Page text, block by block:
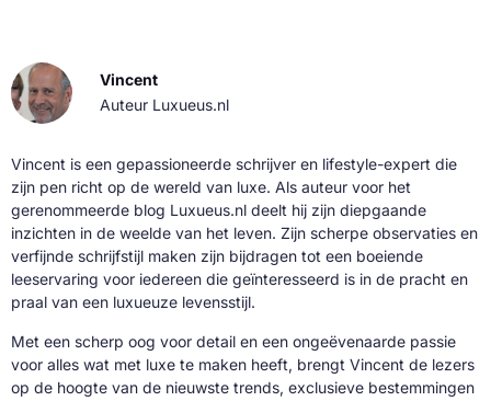
Vincent
Auteur Luxueus.nl
Vincent is een gepassioneerde schrijver en lifestyle-expert die
zijn pen richt op de wereld van luxe. Als auteur voor het
gerenommeerde blog Luxueus.nl deelt hij zijn diepgaande
inzichten in de weelde van het leven. Zijn scherpe observaties en
verfijnde schrijfstijl maken zijn bijdragen tot een boeiende
leeservaring voor iedereen die geïnteresseerd is in de pracht en
praal van een luxueuze levensstijl.
Met een scherp oog voor detail en een ongeëvenaarde passie
voor alles wat met luxe te maken heeft, brengt Vincent de lezers
op de hoogte van de nieuwste trends, exclusieve bestemmingen